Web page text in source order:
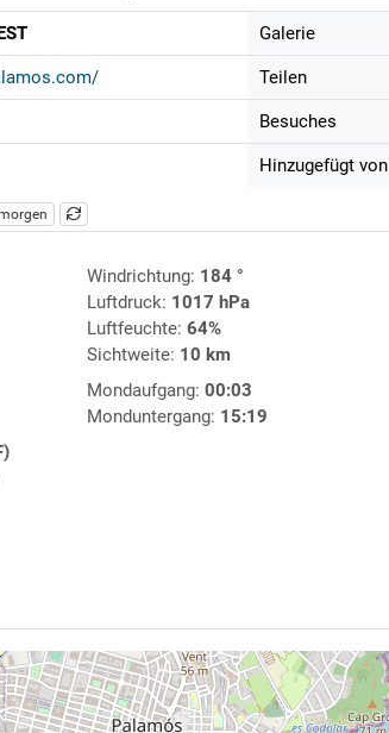
Galerie
Teilen
Besuches
Hinzugefügt von
Windrichtung: 184 °
Luftdruck: 1017 hPa
Luftfeuchte: 64%
Sichtweite: 10 km
Mondaufgang: 00:03
Monduntergang: 15:19